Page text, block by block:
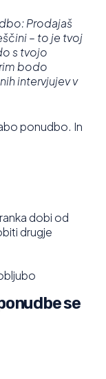
Prodajaš
– to je tvoj
s tvojo
bodo
intervjujev v
ponudbo. In
dobi od
drugje
se